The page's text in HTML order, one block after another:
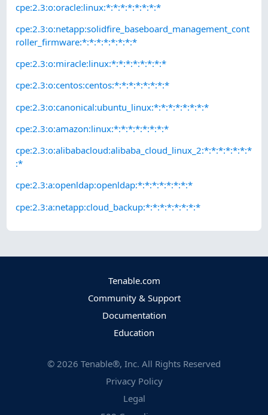
cpe:2.3:o:oracle:linux:*:*:*:*:*:*:*:*
cpe:2.3:o:netapp:solidfire_baseboard_management_cont
roller_firmware:*:*:*:*:*:*:*:*
cpe:2.3:o:miracle:linux:*:*:*:*:*:*:*:*
cpe:2.3:o:centos:centos:*:*:*:*:*:*:*:*
cpe:2.3:o:canonical:ubuntu_linux:*:*:*:*:*:*:*:*
cpe:2.3:o:amazon:linux:*:*:*:*:*:*:*:*
cpe:2.3:o:alibabacloud:alibaba_cloud_linux_2:*:*:*:*:*:*:*
:*
cpe:2.3:a:openldap:openldap:*:*:*:*:*:*:*:*
cpe:2.3:a:netapp:cloud_backup:*:*:*:*:*:*:*:*
Tenable.com
Community & Support
Documentation
Education
© 2026 Tenable®, Inc. All Rights Reserved
Privacy Policy
Legal